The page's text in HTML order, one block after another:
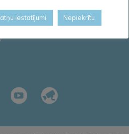
3033 5
iestatījumi Nepiekrītu